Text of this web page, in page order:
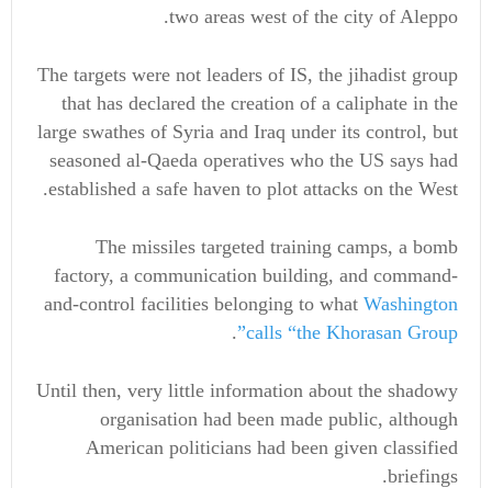
two areas west of the city of Aleppo.
The targets were not leaders of IS, the jihadist group
that has declared the creation of a caliphate in the
large swathes of Syria and Iraq under its control, but
seasoned al-Qaeda operatives who the US says had
established a safe haven to plot attacks on the West.
The missiles targeted training camps, a bomb
factory, a communication building, and command-
and-control facilities belonging to what Washington
calls “the Khorasan Group”
.
Until then, very little information about the shadowy
organisation had been made public, although
American politicians had been given classified
briefings.